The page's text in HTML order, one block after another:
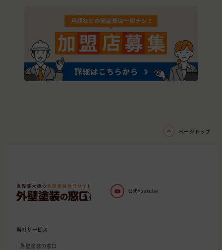
ページトップ
当社サービス
外壁塗装の窓口